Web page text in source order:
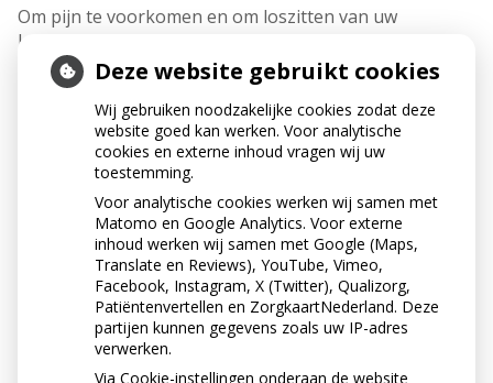
Om pijn te voorkomen en om loszitten van uw
kunstgebit tijdig te kunnen constateren, is het aan te
raden minstens één keer per twee jaar naar de
behandelaar voor controle te gaan. Ga ook als u geen
klachten heeft. Het slinken van uw kaken gaat heel
ongemerkt. Het zal u in eerste instantie dus niet
opvallen. Uw behandelaar kan uw kunstgebit weer
goed passend maken. Of hij kan u op tijd aanraden een
nieuwe te nemen, want ook een kunstgebit kan
verslijten. De behandelaar controleert bovendien of uw
mond nog goed gezond is. Vooral mensen met een
slecht passend kunstgebit of mensen die hun
kunstgebit al jarenlang dragen, kunnen vervelende
mondafwijkingen krijgen.
Deze website gebruikt cookies
Wij gebruiken noodzakelijke cookies zodat deze
website goed kan werken. Voor analytische
cookies en externe inhoud vragen wij uw
toestemming.
Voor analytische cookies werken wij samen met
Matomo en Google Analytics. Voor externe
inhoud werken wij samen met Google (Maps,
Translate en Reviews), YouTube, Vimeo,
Facebook, Instagram, X (Twitter), Qualizorg,
Patiëntenvertellen en ZorgkaartNederland. Deze
partijen kunnen gegevens zoals uw IP-adres
verwerken.
Via Cookie-instellingen onderaan de website